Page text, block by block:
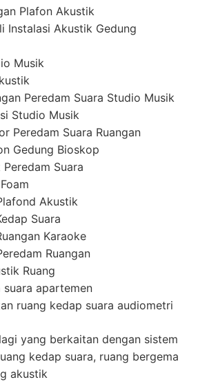
Plafon Akustik
Instalasi Akustik Gedung
Musik
Peredam Suara Studio Musik
Studio Musik
Peredam Suara Ruangan
Gedung Bioskop
Suara
Akustik
Suara
Karaoke
Ruangan
Ruang
suara apartemen
ruang kedap suara audiometri
yang berkaitan dengan sistem
kedap suara, ruang bergema
akustik